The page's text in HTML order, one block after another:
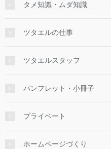
タメ知識・ムダ知識
ツタエルの仕事
ツタエルスタッフ
パンフレット・小冊子
プライベート
ホームページづくり